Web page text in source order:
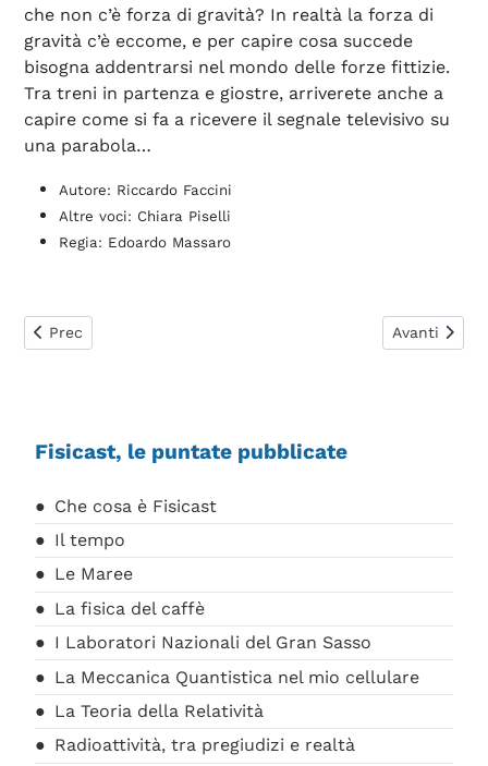
che non c’è forza di gravità? In realtà la forza di
gravità c’è eccome, e per capire cosa succede
bisogna addentrarsi nel mondo delle forze fittizie.
Tra treni in partenza e giostre, arriverete anche a
capire come si fa a ricevere il segnale televisivo su
una parabola…
Autore: Riccardo Faccini
Altre voci: Chiara Piselli
Regia: Edoardo Massaro
Articolo precedente: Il gatto di Schrödinger
Prec Articolo
Avanti
Fisicast, le puntate pubblicate
Che cosa è Fisicast
Il tempo
Le Maree
La fisica del caffè
I Laboratori Nazionali del Gran Sasso
La Meccanica Quantistica nel mio cellulare
La Teoria della Relatività
Radioattività, tra pregiudizi e realtà